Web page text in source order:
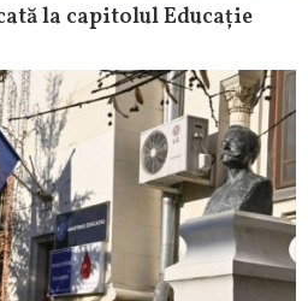
la capitolul Educație